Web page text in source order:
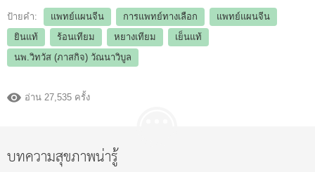
ป้ายคำ: แพทย์แผนจีน การแพทย์ทางเลือก
แพทย์แผนจีน
ยินแท้
ร้อนเทียม หยางเทียม
เย็นแท้
นพ.วิทวัส (ภาสกิจ) วัณนาวิบูล
อ่าน 27,535 ครั้ง
บทความสุขภาพน่ารู้